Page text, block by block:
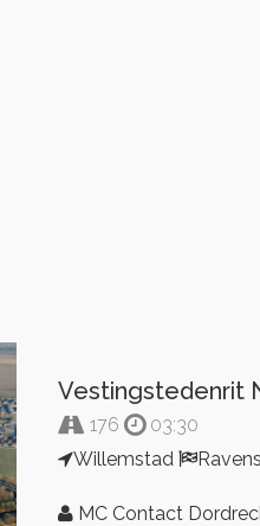
Vestingstedenrit
176
03:30
Willemstad
MC Contact